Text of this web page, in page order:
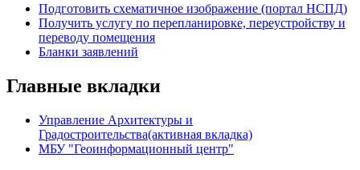
Подготовить схематичное изображение (портал НСПД)
Получить услугу по перепланировке, переустройству и
переводу помещения
Бланки заявлений
Главные вкладки
Управление Архитектуры и
Градостроительства(активная вкладка)
МБУ "Геоинформационный центр"